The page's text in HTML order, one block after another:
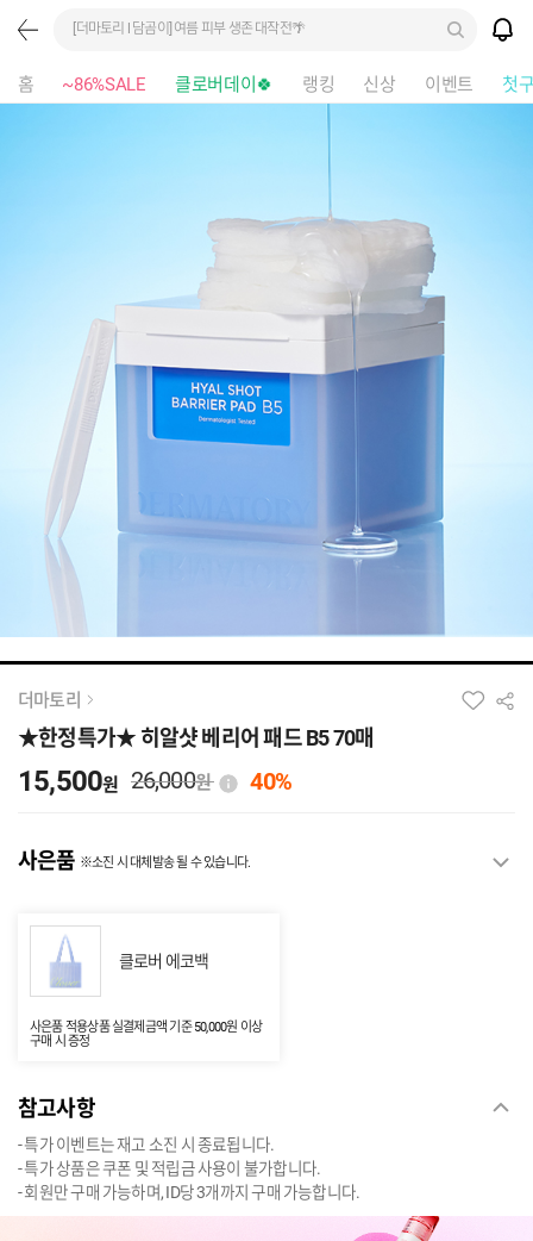
[더마토리 l 담곰이] 여름 피부 생존 대작전🌴
홈 ~86%SALE 클로버데이🍀 랭킹 신상 이벤트 첫
더마토리
★한정특가★ 히알샷 베리어 패드 B5 70매
15,500원 26,000원 40%
사은품 ※소진 시 대체발송 될 수 있습니다.
클로버 에코백
사은품 적용상품 실결제금액 기준 50,000원 이상
구매 시 증정
참고사항
- 특가 이벤트는 재고 소진 시 종료됩니다.
- 특가 상품은 쿠폰 및 적립금 사용이 불가합니다.
- 회원만 구매 가능하며, ID당 3개까지 구매 가능합니다.